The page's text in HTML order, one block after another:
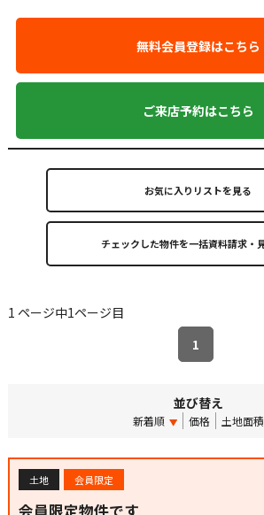
無料会員登録はこちら
ご来店予約はこちら
お気に入りリストを見る
1 ページ中1ページ目
1
並び替え
新着順 価格 土地面積
土地 会員限定
会員限定物件です